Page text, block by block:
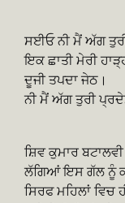
ਸਈਓ ਨੀ ਮੈਂ ਅੱਗ
ਇਕ ਛਾਤੀ ਮੇਰੀ
ਦੂਜੀ ਤਪਦਾ ਜੇਠ।
ਨੀ ਮੈਂ ਅੱਗ ਤੁਰੀ
ਸ਼ਿਵ ਕੁਮਾਰ
ਲੱਗਿਆਂ ਇਸ ਗੱਲ ਨੂੰ
ਸਿਰਫ ਮਹਿਲਾਂ ਵਿਚ